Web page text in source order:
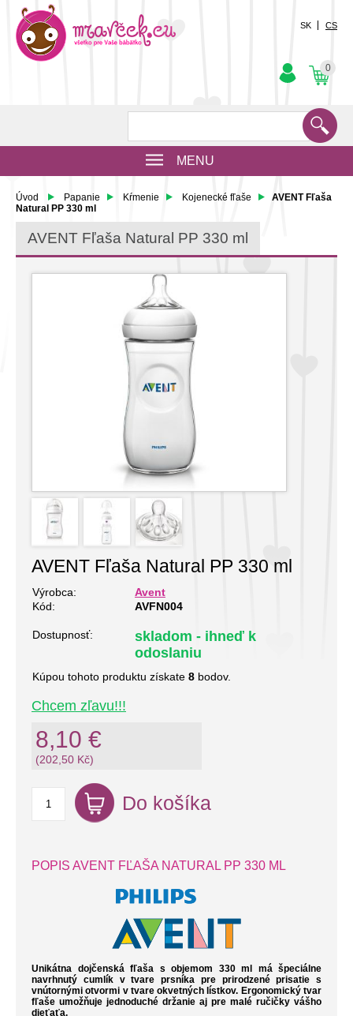
0
SK CS
MENU
Úvod Papanie Kŕmenie Kojenecké fľaše
AVENT Fľaša
Natural PP 330 ml
AVENT Fľaša Natural PP 330 ml
AVENT Fľaša Natural PP 330 ml
Výrobca:
Avent
Kód:
AVFN004
Dostupnosť:
skladom - ihneď k
odoslaniu
Kúpou tohoto produktu získate 8 bodov.
Chcem zľavu!!!
8,10 €
(202,50 Kč)
Do košíka
POPIS AVENT FĽAŠA NATURAL PP 330 ML
Unikátna dojčenská fľaša s objemom 330 ml má špeciálne
navrhnutý cumlík v tvare prsníka pre prirodzené prisatie s
vnútornými otvormi v tvare okvetných lístkov. Ergonomický tvar
fľaše umožňuje jednoduché držanie aj pre malé ručičky vášho
dieťaťa.